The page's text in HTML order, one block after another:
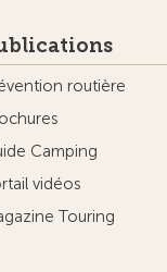
routière
Camping
vidéos
Touring